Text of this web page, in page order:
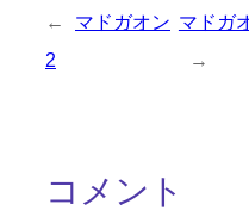
←
マドガオン
2
マドガ
→
コメント